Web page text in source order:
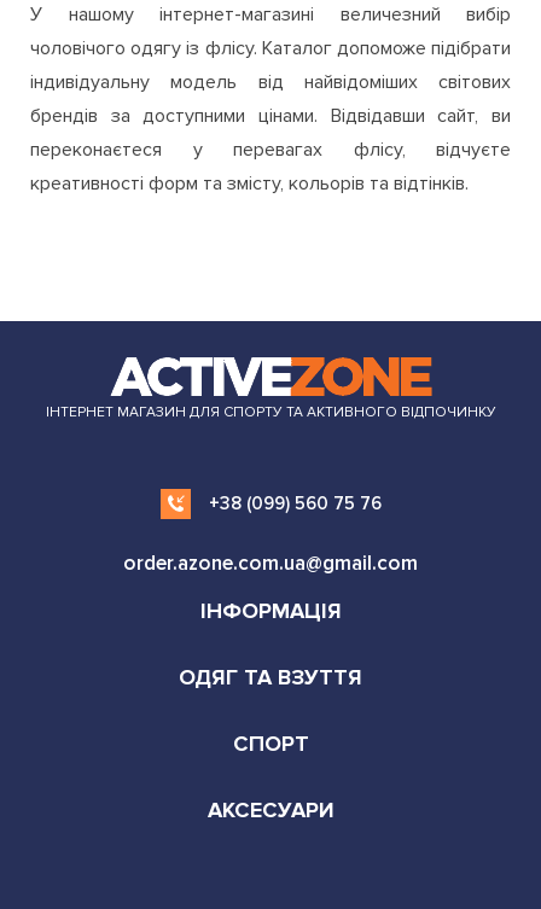
У нашому інтернет-магазині величезний вибір
чоловічого одягу із флісу. Каталог допоможе підібрати
індивідуальну модель від найвідоміших світових
брендів за доступними цінами. Відвідавши сайт, ви
переконаєтеся у перевагах флісу, відчуєте
креативності форм та змісту, кольорів та відтінків.
ІНТЕРНЕТ МАГАЗИН ДЛЯ СПОРТУ ТА АКТИВНОГО ВІДПОЧИНКУ
+38 (099) 560 75 76
order.azone.com.ua@gmail.com
ІНФОРМАЦІЯ
ОДЯГ ТА ВЗУТТЯ
СПОРТ
АКСЕСУАРИ